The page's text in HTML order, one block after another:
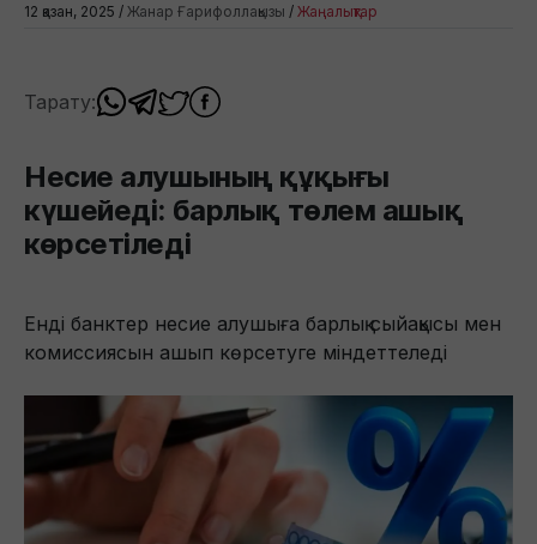
12 қазан, 2025 / Жанар Ғарифоллақызы / Жаңалықтар
Тарату:
Несие алушының құқығы
күшейеді: барлық төлем ашық
көрсетіледі
Енді банктер несие алушыға барлық сыйақысы мен
комиссиясын ашып көрсетуге міндеттеледі